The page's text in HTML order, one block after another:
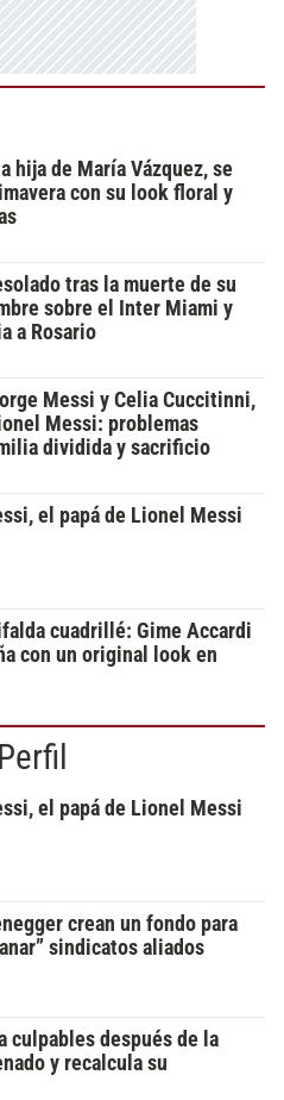
hija de María Vázquez, se
con su look floral y
tras la muerte de su
sobre el Inter Miami y
a Rosario
Messi y Celia Cuccitinni,
Messi: problemas
dividida y sacrificio
el papá de Lionel Messi
cuadrillé: Gime Accardi
con un original look en
el papá de Lionel Messi
crean un fondo para
sindicatos aliados
culpables después de la
y recalcula su